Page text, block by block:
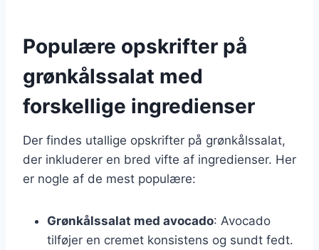
Populære opskrifter på
grønkålssalat med
forskellige ingredienser
Der findes utallige opskrifter på grønkålssalat,
der inkluderer en bred vifte af ingredienser. Her
er nogle af de mest populære:
Grønkålssalat med avocado: Avocado
tilføjer en cremet konsistens og sundt fedt.